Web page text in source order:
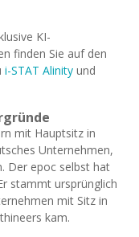
KI-
finden Sie auf den
i-STAT Alinity und
mit Hauptsitz in
Unternehmen,
Der epoc selbst hat
stammt ursprünglich
mit Sitz in
kam.